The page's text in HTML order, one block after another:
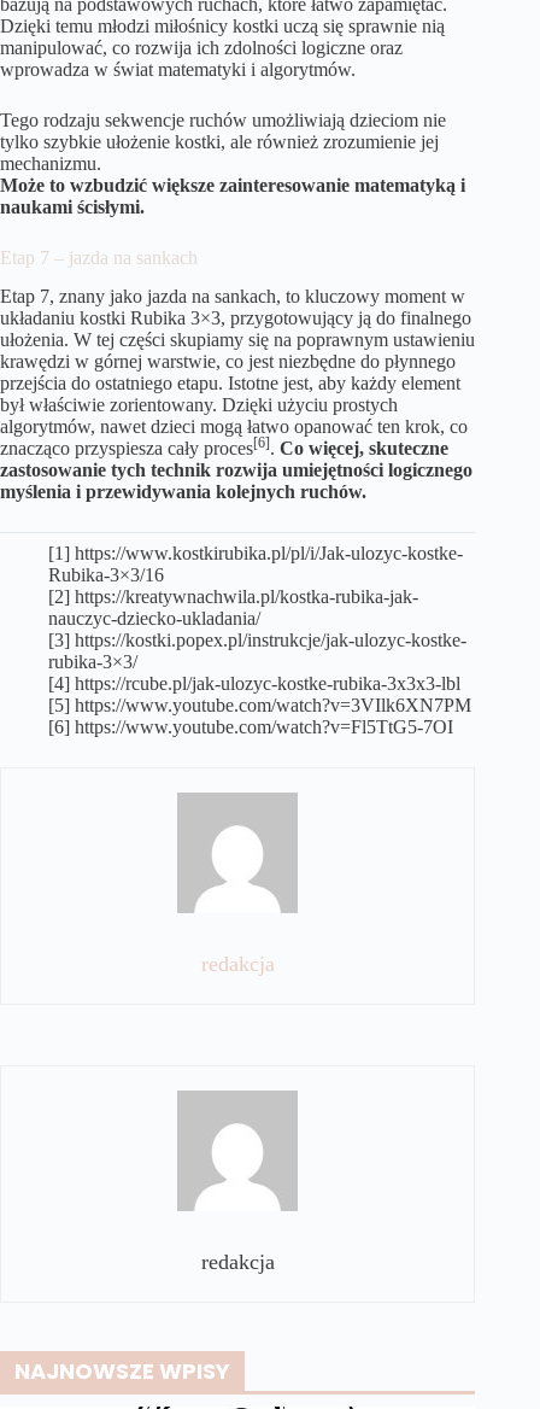
Dzięki temu młodzi miłośnicy kostki uczą się sprawnie nią
manipulować, co rozwija ich zdolności logiczne oraz
wprowadza w świat matematyki i algorytmów.
Tego rodzaju sekwencje ruchów umożliwiają dzieciom nie
tylko szybkie ułożenie kostki, ale również zrozumienie jej
mechanizmu.
Może to wzbudzić większe zainteresowanie matematyką i
naukami ścisłymi.
Etap 7 – jazda na sankach
Etap 7, znany jako jazda na sankach, to kluczowy moment w
układaniu kostki Rubika 3×3, przygotowujący ją do finalnego
ułożenia. W tej części skupiamy się na poprawnym ustawieniu
krawędzi w górnej warstwie, co jest niezbędne do płynnego
przejścia do ostatniego etapu. Istotne jest, aby każdy element
był właściwie zorientowany. Dzięki użyciu prostych
algorytmów, nawet dzieci mogą łatwo opanować ten krok, co
znacząco przyspiesza cały proces[6]. Co więcej, skuteczne
zastosowanie tych technik rozwija umiejętności logicznego
myślenia i przewidywania kolejnych ruchów.
[1] https://www.kostkirubika.pl/pl/i/Jak-ulozyc-kostke-
Rubika-3×3/16
[2] https://kreatywnachwila.pl/kostka-rubika-jak-
nauczyc-dziecko-ukladania/
[3] https://kostki.popex.pl/instrukcje/jak-ulozyc-kostke-
rubika-3×3/
[4] https://rcube.pl/jak-ulozyc-kostke-rubika-3x3x3-lbl
[5] https://www.youtube.com/watch?v=3VIlk6XN7PM
[6] https://www.youtube.com/watch?v=Fl5TtG5-7OI
redakcja
redakcja
NAJNOWSZE WPISY